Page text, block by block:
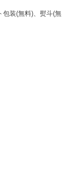
包装(無料)、熨斗(無